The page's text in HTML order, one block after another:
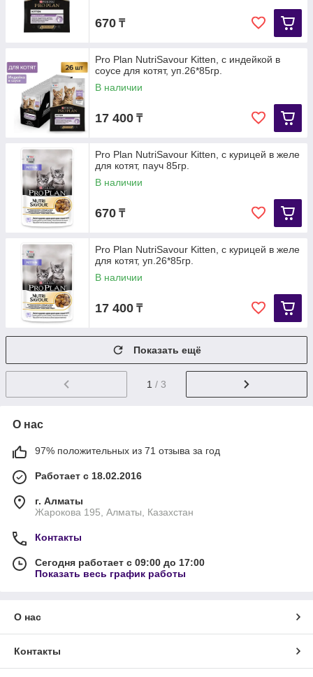
670 ₸
Pro Plan NutriSavour Kitten, с индейкой в
соусе для котят, уп.26*85гр.
В наличии
17 400 ₸
Pro Plan NutriSavour Kitten, с курицей в желе
для котят, пауч 85гр.
В наличии
670 ₸
Pro Plan NutriSavour Kitten, с курицей в желе
для котят, уп.26*85гр.
В наличии
17 400 ₸
Показать ещё
1 / 3
О нас
97% положительных из 71 отзыва за год
Работает с 18.02.2016
г. Алматы
Жарокова 195, Алматы, Казахстан
Контакты
Сегодня работает с 09:00 до 17:00
Показать весь график работы
О нас
Контакты